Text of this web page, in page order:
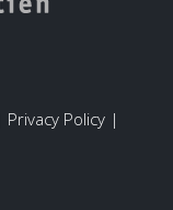
Privacy Policy |